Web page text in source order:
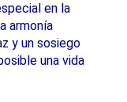
en la
armonía
y un sosiego
una vida